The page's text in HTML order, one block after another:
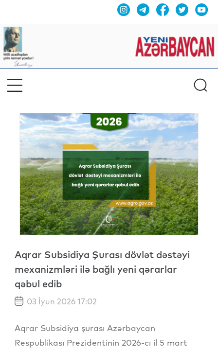
Aqrar Subsidiya Şurası dövlət dəstəyi
mexanizmləri ilə bağlı yeni qərarlar
qəbul edib
03 İyun 2026 17:02
Aqrar Subsidiya şurası Azərbaycan
Respublikası Prezidentinin 2026-cı il 5 mart